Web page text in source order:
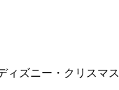
ズニー・クリスマ